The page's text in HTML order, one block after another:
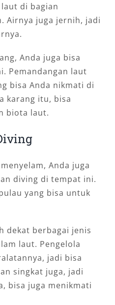
di bagian
Airnya juga jernih, jadi
Anda juga bisa
Pemandangan laut
bisa Anda nikmati di
karang itu, bisa
biota laut.
Anda juga
diving di tempat ini.
yang bisa untuk
dekat berbagai jenis
laut. Pengelola
jadi bisa
singkat juga, jadi
bisa juga menikmati